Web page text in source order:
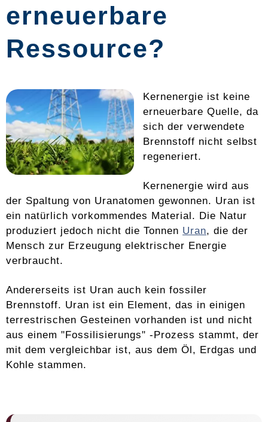
erneuerbare
Ressource?
Kernenergie ist keine
erneuerbare Quelle, da
sich der verwendete
Brennstoff nicht selbst
regeneriert.
Kernenergie wird aus
der Spaltung von Uranatomen gewonnen. Uran ist
ein natürlich vorkommendes Material. Die Natur
produziert jedoch nicht die Tonnen Uran, die der
Mensch zur Erzeugung elektrischer Energie
verbraucht.
Andererseits ist Uran auch kein fossiler
Brennstoff. Uran ist ein Element, das in einigen
terrestrischen Gesteinen vorhanden ist und nicht
aus einem "Fossilisierungs" -Prozess stammt, der
mit dem vergleichbar ist, aus dem Öl, Erdgas und
Kohle stammen.